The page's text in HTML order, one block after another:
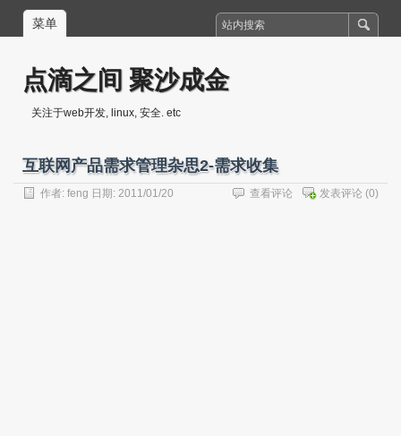
菜单
点滴之间 聚沙成金
关注于web开发, linux, 安全. etc
互联网产品需求管理杂思2-需求收集
作者: feng 日期: 2011/01/20 发表评论 (0)
查看评论